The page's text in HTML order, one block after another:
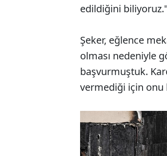
edildiğini
Şeker, eğlence
olması nedeniyle
başvurmuştuk.
vermediği için onu